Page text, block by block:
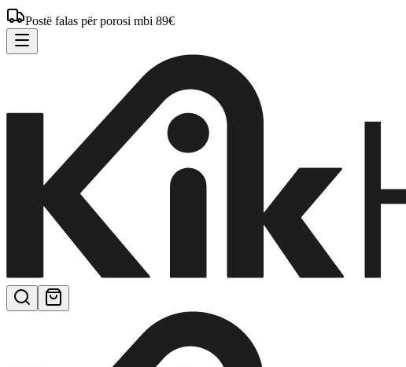
Postë falas për porosi mbi 89€